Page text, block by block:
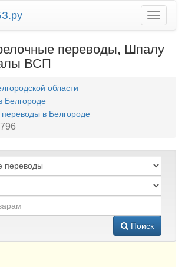
переводы, Шпалу
ВСП
области
Белгороде
в Белгороде
Поиск